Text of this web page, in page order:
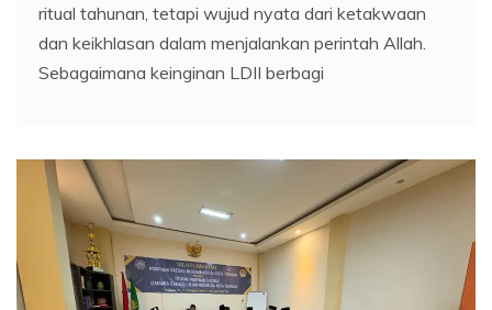
ritual tahunan, tetapi wujud nyata dari ketakwaan
dan keikhlasan dalam menjalankan perintah Allah.
Sebagaimana keinginan LDII berbagi